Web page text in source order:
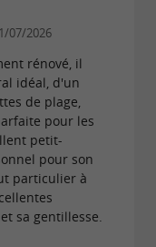
des
team
réunions
du
s’adaptent
suitepour
07/2026
rénové, il
idéal, d'un
de plage,
pour les
petit-
pour son
particulier à
sa gentillesse.